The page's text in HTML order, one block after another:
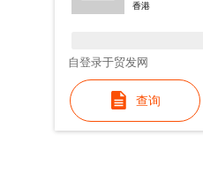
香港
自登录于贸发网
查询